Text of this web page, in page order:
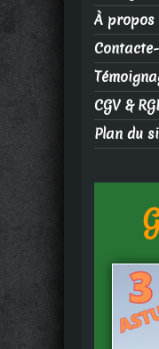
À propos
CGV &
Plan du